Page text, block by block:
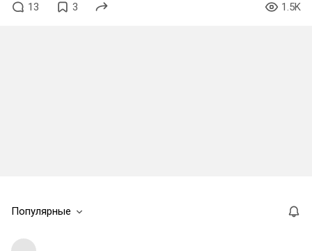
13 3 1.5K
Популярные